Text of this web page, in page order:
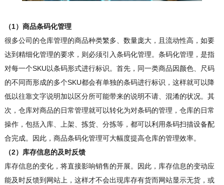
（1）商品条码化管理
很多公司的仓库管理的商品种类繁多、数量庞大，且流动性高，如要
达到精细化管理的要求，则必须引入条码化管理。条码化管理，是指
对每一个SKU以条码形式进行标识。首先，同一类商品因颜色、尺码
的不同而形成的多个SKU都会有单独的条码进行标识，这样就可以降
低以往靠文字说明加以区分所可能带来的说明不请、混淆的状况。其
次，仓库对商品的日常管理就可以转化为对条码的管理，仓库的日常
操作，包括入库、上架、拣货、分拣等，都可以利用条码扫描设备配
合完成。因此，商品条码化管理可大幅度提高仓库的管理效率。
（2）库存信息的及时反馈
库存信息的变化，将直接影响销售的开展。因此，库存信息的变动应
能及时反馈到网站上，这样才不会出现库存有货而网站显示无货，或